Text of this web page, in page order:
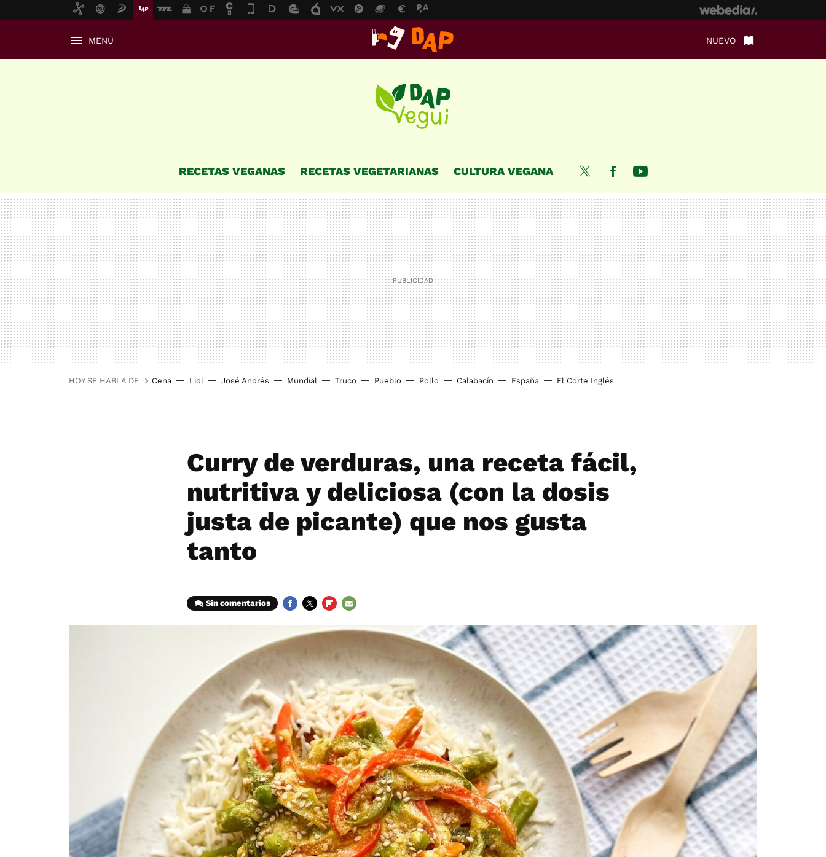
MENÚ NUEVO
RECETAS VEGANAS RECETAS VEGETARIANAS CULTURA VEGANA Twitter FacebookYoutube
HOY SE HABLA DE Cena Lidl José Andrés Mundial Truco Pueblo Pollo Calabacín España El Corte Inglés
Curry de verduras, una receta fácil,
nutritiva y deliciosa (con la dosis
justa de picante) que nos gusta
tanto
Sin comentarios
MAIL